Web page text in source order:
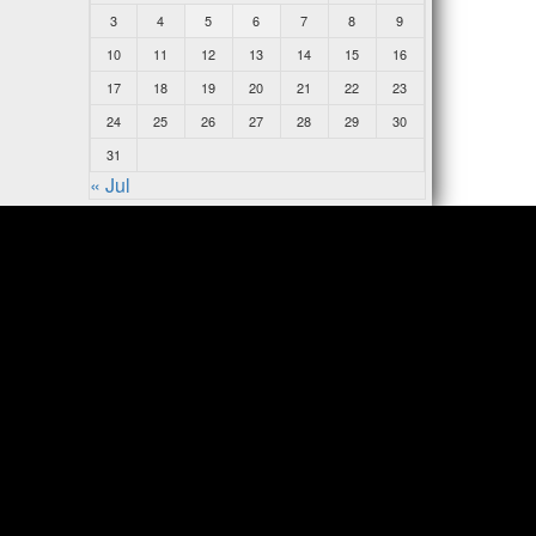
3
4 5 6 7 8
9
10
11 12 13 14 15
16
17
18 19 20 21 22
23
24
25 26 27 28 29
30
31
« Jul